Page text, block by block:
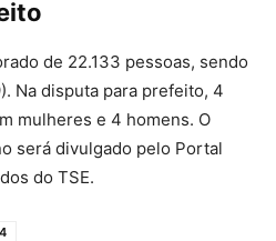
de 22.133 pessoas, sendo
Na disputa para prefeito, 4
mulheres e 4 homens. O
será divulgado pelo Portal
do TSE.